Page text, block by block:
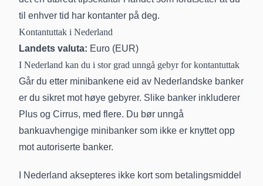
til enhver tid har kontanter på deg.
Kontantuttak i Nederland
Landets valuta: Euro (EUR)
I Nederland kan du i stor grad unngå gebyr for kontantuttak
Går du etter minibankene eid av Nederlandske banker
er du sikret mot høye gebyrer. Slike banker inkluderer
Plus og Cirrus, med flere. Du bør unngå
bankuavhengige minibanker som ikke er knyttet opp
mot autoriserte banker.
I Nederland aksepteres ikke kort som betalingsmiddel